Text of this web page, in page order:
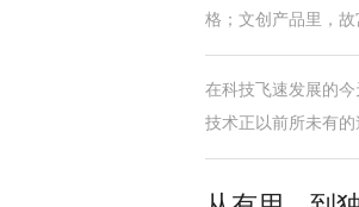
格；文创产品里，
在科技飞速发展的
技术正以前所未有